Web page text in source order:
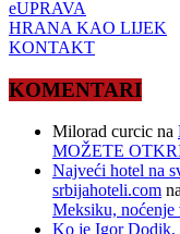
eUPRAVA
HRANA KAO LIJEK
KONTAKT
KOMENTARI
Milorad curcic na
MOŽETE
Najveći hotel na
srbijahoteli.com na
Meksiku, noćenje
Ko je Igor Dodik,